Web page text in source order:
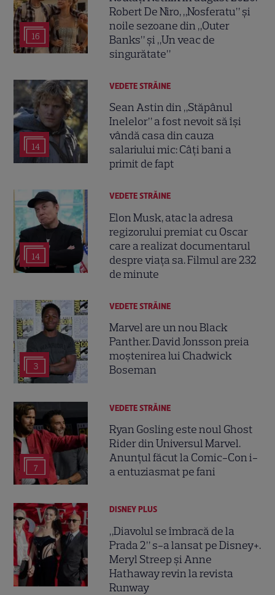
16
Robert De Niro, „Nosferatu” și
noile sezoane din „Outer
Banks” și „Un veac de
singurătate”
14
VEDETE STRĂINE
Sean Astin din „Stăpânul
Inelelor” a fost nevoit să își
vândă casa din cauza
salariului mic: Câți bani a
primit de fapt
14
VEDETE STRĂINE
Elon Musk, atac la adresa
regizorului premiat cu Oscar
care a realizat documentarul
despre viața sa. Filmul are 232
de minute
3
VEDETE STRĂINE
Marvel are un nou Black
Panther. David Jonsson preia
moștenirea lui Chadwick
Boseman
7
VEDETE STRĂINE
Ryan Gosling este noul Ghost
Rider din Universul Marvel.
Anunțul făcut la Comic-Con i-
a entuziasmat pe fani
DISNEY PLUS
„Diavolul se îmbracă de la
Prada 2” s-a lansat pe Disney+.
Meryl Streep și Anne
Hathaway revin la revista
Runway